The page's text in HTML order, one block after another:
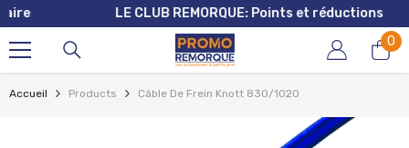
ALLER AU CONTENU
LE CLUB REMORQUE: Points et réductions
0
0
Accueil Products Câble De Frein Knott 830/1020